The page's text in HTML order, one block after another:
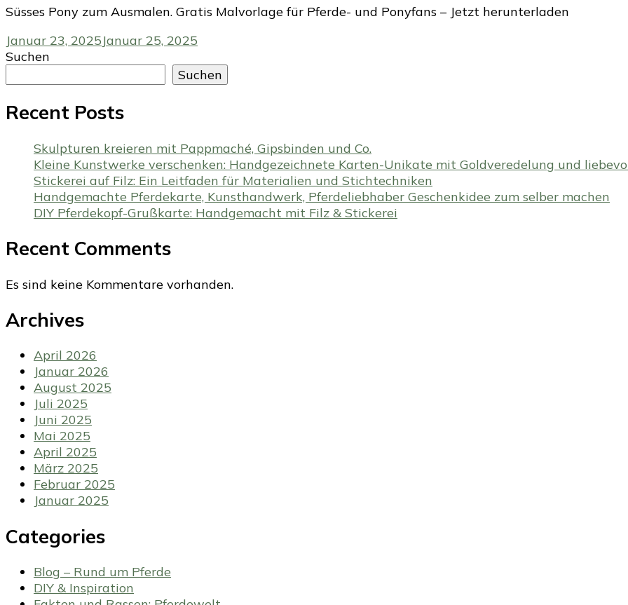
Süsses Pony zum Ausmalen. Gratis Malvorlage für Pferde- und Ponyfans – Jetzt herunterladen
Januar 23, 2025Januar 25, 2025
Suchen
Suchen
Recent Posts
Skulpturen kreieren mit Pappmaché, Gipsbinden und Co.
Kleine Kunstwerke verschenken: Handgezeichnete Karten-Unikate mit Goldveredelung und
Stickerei auf Filz: Ein Leitfaden für Materialien und Stichtechniken
Handgemachte Pferdekarte, Kunsthandwerk, Pferdeliebhaber Geschenkidee zum selber machen
DIY Pferdekopf-Grußkarte: Handgemacht mit Filz & Stickerei
Recent Comments
Es sind keine Kommentare vorhanden.
Archives
April 2026
Januar 2026
August 2025
Juli 2025
Juni 2025
Mai 2025
April 2025
März 2025
Februar 2025
Januar 2025
Categories
Blog – Rund um Pferde
DIY & Inspiration